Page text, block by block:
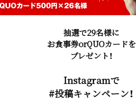
抽選で29名様に
お食事券orQUOカードを
プレゼント！
Instagramで
#投稿キャンペーン！